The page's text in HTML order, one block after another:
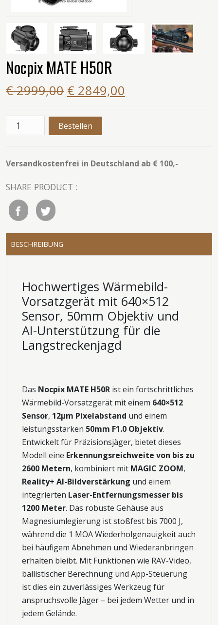
Nocpix MATE H50R
€ 2999,00 € 2849,00
Versandkostenfrei in Deutschland ab € 100,-
SHARE PRODUCT :
BESCHREIBUNG
Hochwertiges Wärmebild-
Vorsatzgerät mit 640×512
Sensor, 50mm Objektiv und
AI-Unterstützung für die
Langstreckenjagd
Das Nocpix MATE H50R ist ein fortschrittliches
Wärmebild-Vorsatzgerät mit einem 640×512
Sensor, 12μm Pixelabstand und einem
leistungsstarken 50mm F1.0 Objektiv.
Entwickelt für Präzisionsjäger, bietet dieses
Modell eine Erkennungsreichweite von bis zu
2600 Metern, kombiniert mit MAGIC ZOOM,
Reality+ AI-Bildverstärkung und einem
integrierten Laser-Entfernungsmesser bis
1200 Meter. Das robuste Gehäuse aus
Magnesiumlegierung ist stoßfest bis 7000 J,
während die 1 MOA Wiederholgenauigkeit auch
bei häufigem Abnehmen und Wiederanbringen
erhalten bleibt. Mit Funktionen wie RAV-Video,
ballistischer Berechnung und App-Steuerung
ist dies ein zuverlässiges Werkzeug für
anspruchsvolle Jäger – bei jedem Wetter und in
jedem Gelände.